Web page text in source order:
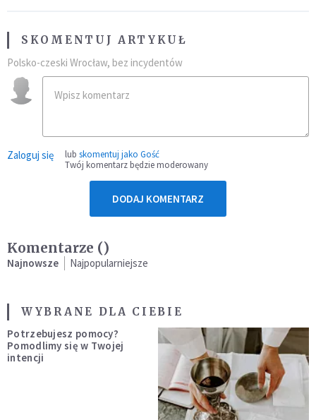
SKOMENTUJ ARTYKUŁ
Polsko-czeski Wrocław, bez incydentów
Zaloguj się lub skomentuj jako Gość
Twój komentarz będzie moderowany
DODAJ KOMENTARZ
Komentarze ()
Najnowsze Najpopularniejsze
WYBRANE DLA CIEBIE
Potrzebujesz pomocy?
Pomodlimy się w Twojej
intencji